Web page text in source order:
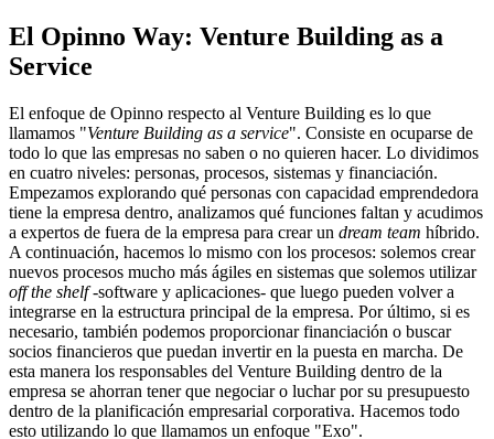
El Opinno Way: Venture Building as a
Service
El enfoque de Opinno respecto al Venture Building es lo que
llamamos "Venture Building as a service". Consiste en ocuparse de
todo lo que las empresas no saben o no quieren hacer. Lo dividimos
en cuatro niveles: personas, procesos, sistemas y financiación.
Empezamos explorando qué personas con capacidad emprendedora
tiene la empresa dentro, analizamos qué funciones faltan y acudimos
a expertos de fuera de la empresa para crear un dream team híbrido.
A continuación, hacemos lo mismo con los procesos: solemos crear
nuevos procesos mucho más ágiles en sistemas que solemos utilizar
off the shelf-software y aplicaciones- que luego pueden volver a
integrarse en la estructura principal de la empresa. Por último, si es
necesario, también podemos proporcionar financiación o buscar
socios financieros que puedan invertir en la puesta en marcha. De
esta manera los responsables del Venture Building dentro de la
empresa se ahorran tener que negociar o luchar por su presupuesto
dentro de la planificación empresarial corporativa. Hacemos todo
esto utilizando lo que llamamos un enfoque "Exo".